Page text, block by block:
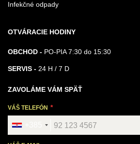
Infekčné odpady
OTVÁRACIE HODINY
OBCHOD - PO-PIA 7:30 do 15:30
SERVIS - 24 H / 7 D
ZAVOLÁME VÁM SPÄŤ
VÁŠ TELEFÓN